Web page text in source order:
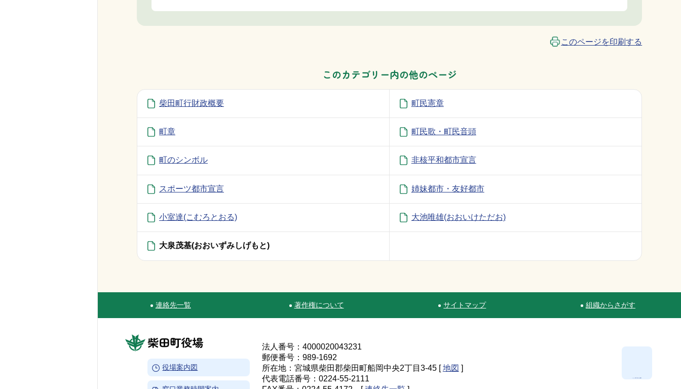
このページを印刷する
このカテゴリー内の他のページ
柴田町行財政概要 町民憲章
町章 町民歌・町民音頭
町のシンボル 非核平和都市宣言
スポーツ都市宣言 姉妹都市・友好都市
小室達(こむろとおる) 大池唯雄(おおいけただお)
大泉茂基(おおいずみしげもと)
Site Navigation
連絡先一覧 著作権について サイトマップ 組織からさがす
柴田町役場
→
役場案内図
法人番号：4000020043231
郵便番号：989-1692
所在地：宮城県柴田郡柴田町船岡中央2丁目3-45 [地図 ]
代表電話番号：0224-55-2111